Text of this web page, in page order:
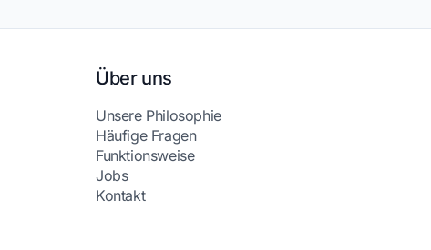
Über uns
Unsere Philosophie
Häufige Fragen
Funktionsweise
Jobs
Kontakt